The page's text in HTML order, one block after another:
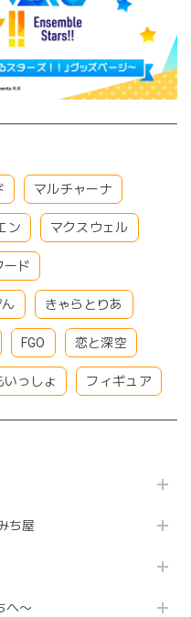
マルチャーナ
ン マクスウェル
ード
きゃらとりあ
FGO 恋と深空
いっしょ フィギュア
ち屋
へ〜